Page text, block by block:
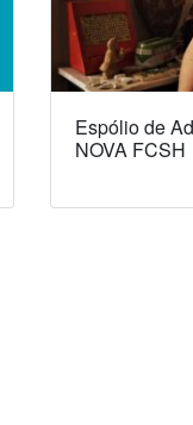
Espólio de
NOVA FCSH